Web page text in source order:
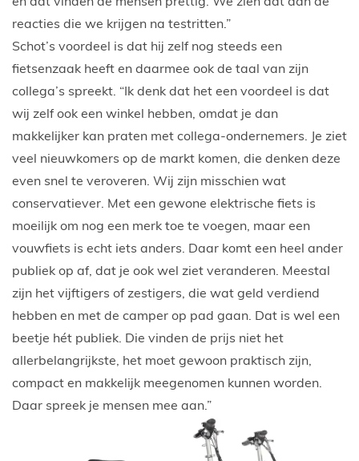
reacties die we krijgen na testritten.”
Schot’s voordeel is dat hij zelf nog steeds een
fietsenzaak heeft en daarmee ook de taal van zijn
collega’s spreekt. “Ik denk dat het een voordeel is dat
wij zelf ook een winkel hebben, omdat je dan
makkelijker kan praten met collega-ondernemers. Je ziet
veel nieuwkomers op de markt komen, die denken deze
even snel te veroveren. Wij zijn misschien wat
conservatiever. Met een gewone elektrische fiets is
moeilijk om nog een merk toe te voegen, maar een
vouwfiets is echt iets anders. Daar komt een heel ander
publiek op af, dat je ook wel ziet veranderen. Meestal
zijn het vijftigers of zestigers, die wat geld verdiend
hebben en met de camper op pad gaan. Dat is wel een
beetje hét publiek. Die vinden de prijs niet het
allerbelangrijkste, het moet gewoon praktisch zijn,
compact en makkelijk meegenomen kunnen worden.
Daar spreek je mensen mee aan.”